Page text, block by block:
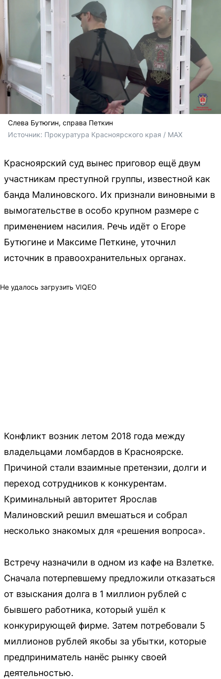
Слева Бутюгин, справа Петкин
Источник: Прокуратура Красноярского края / MAX
Красноярский суд вынес приговор ещё двум
участникам преступной группы, известной как
банда Малиновского. Их признали виновными в
вымогательстве в особо крупном размере с
применением насилия. Речь идёт о Егоре
Бутюгине и Максиме Петкине, уточнил
источник в правоохранительных органах.
Не удалось загрузить VIQEO
Конфликт возник летом 2018 года между
владельцами ломбардов в Красноярске.
Причиной стали взаимные претензии, долги и
переход сотрудников к конкурентам.
Криминальный авторитет Ярослав
Малиновский решил вмешаться и собрал
несколько знакомых для «решения вопроса».
Встречу назначили в одном из кафе на Взлетке.
Сначала потерпевшему предложили отказаться
от взыскания долга в 1 миллион рублей с
бывшего работника, который ушёл к
конкурирующей фирме. Затем потребовали 5
миллионов рублей якобы за убытки, которые
предприниматель нанёс рынку своей
деятельностью.